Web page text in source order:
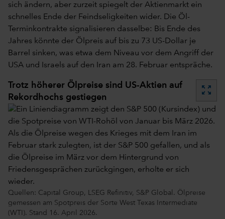
sich ändern, aber zurzeit spiegelt der Aktienmarkt ein
schnelles Ende der Feindseligkeiten wider. Die Öl-
Terminkontrakte signalisieren dasselbe: Bis Ende des
Jahres könnte der Ölpreis auf bis zu 73 US-Dollar je
Barrel sinken, was etwa dem Niveau vor dem Angriff der
USA und Israels auf den Iran am 28. Februar entspräche.
Trotz höherer Ölpreise sind US-Aktien auf
Rekordhochs gestiegen
zoom_out_map
Quellen: Capital Group, LSEG Refinitiv, S&P Global. Ölpreise
gemessen am Spotpreis der Sorte West Texas Intermediate
(WTI). Stand 16. April 2026.